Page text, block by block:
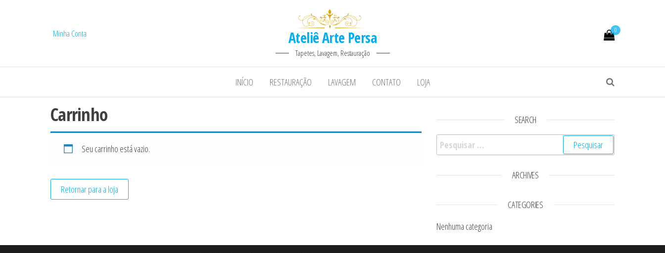
Ateliê Arte Persa
Tapetes, Lavagem, Restauração
0
Minha Conta
INÍCIO RESTAURAÇÃO LAVAGEM CONTATO LOJA
Carrinho
Seu carrinho está vazio.
Retornar para a loja
SEARCH
Pesquisar por:
ARCHIVES
CATEGORIES
Nenhuma categoria